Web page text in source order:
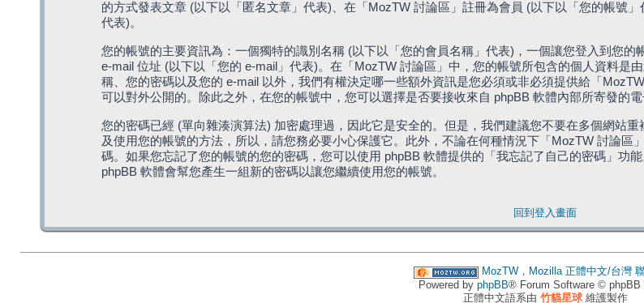
的方式發表文章 (以下以「匿名文章」代表)、在「MozTW 討論區」註冊為會員 (以下以「您的帳號
代表)。
您的帳號的主要資訊為：一個獨特的識別名稱 (以下以「您的會員名稱」代表)，一個讓您登入到您
e-mail 位址 (以下以「您的 e-mail」代表)。在「MozTW 討論區」中，您的帳號所包含的個人資料是
稱、您的密碼以及您的 e-mail 以外，我們有權決定哪一些額外資訊是您必須或非必須提供給「
可以對外公開的。除此之外，在您的帳號中，您可以選擇是否要接收來自 phpBB 軟體內部所寄發的電
您的密碼已經 (單向雜湊演算法) 加密處理過，因此它是安全的。但是，我們建議您不要在多個網站
及使用您的帳號的方法，所以，請您務必要小心保護它。此外，不論在何種情況下「MozTW 討論區
碼。如果您忘記了您的帳號的您的密碼，您可以使用 phpBB 軟體提供的「我忘記了自己的密碼」功
phpBB 軟體會幫您產生一組新的密碼以讓您繼續使用您的帳號。
回到登入畫面
MozTW，Mozilla 正體中文/台灣
Powered by phpBB® Forum Software © phpBB
正體中文語系由 竹貓星球維護製作